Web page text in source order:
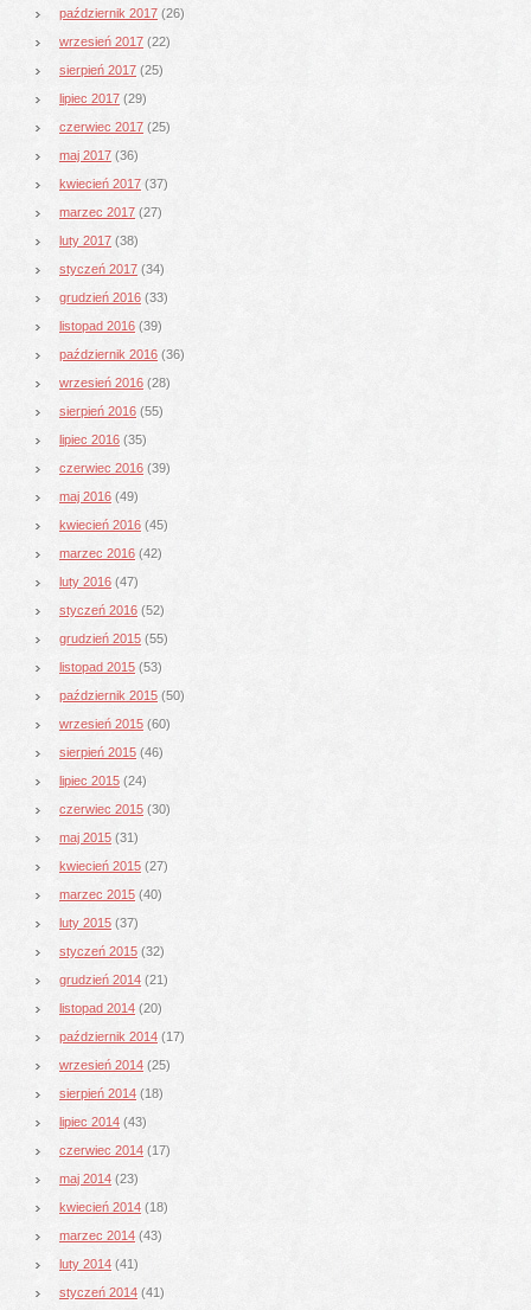
październik 2017 (26)
wrzesień 2017 (22)
sierpień 2017 (25)
lipiec 2017 (29)
czerwiec 2017 (25)
maj 2017 (36)
kwiecień 2017 (37)
marzec 2017 (27)
luty 2017 (38)
styczeń 2017 (34)
grudzień 2016 (33)
listopad 2016 (39)
październik 2016 (36)
wrzesień 2016 (28)
sierpień 2016 (55)
lipiec 2016 (35)
czerwiec 2016 (39)
maj 2016 (49)
kwiecień 2016 (45)
marzec 2016 (42)
luty 2016 (47)
styczeń 2016 (52)
grudzień 2015 (55)
listopad 2015 (53)
październik 2015 (50)
wrzesień 2015 (60)
sierpień 2015 (46)
lipiec 2015 (24)
czerwiec 2015 (30)
maj 2015 (31)
kwiecień 2015 (27)
marzec 2015 (40)
luty 2015 (37)
styczeń 2015 (32)
grudzień 2014 (21)
listopad 2014 (20)
październik 2014 (17)
wrzesień 2014 (25)
sierpień 2014 (18)
lipiec 2014 (43)
czerwiec 2014 (17)
maj 2014 (23)
kwiecień 2014 (18)
marzec 2014 (43)
luty 2014 (41)
styczeń 2014 (41)